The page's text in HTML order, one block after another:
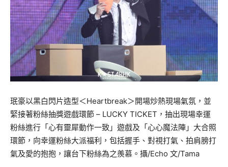
珉豪以黑白閃片造型＜Heartbreak＞開場炒熱現場氣氛，並
緊接著粉絲抽獎遊戲環節 – LUCKY TICKET，抽出現場幸運
粉絲進行「心有靈犀動作一致」遊戲及「心心魔法陣」大合照
環節，向幸運粉絲大派福利，包括握手、對視打氣、拍肩膀打
氣及愛的抱抱，讓台下粉絲為之羨慕。攝/Echo 文/Tama